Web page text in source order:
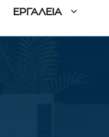
ΕΡΓΑΛΕΙΑ